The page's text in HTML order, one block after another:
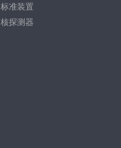
标准装置
核探测器